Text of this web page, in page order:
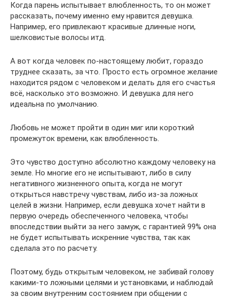
Когда парень испытывает влюбленность, то он может
рассказать, почему именно ему нравится девушка.
Например, его привлекают красивые длинные ноги,
шелковистые волосы итд.
А вот когда человек по-настоящему любит, гораздо
труднее сказать, за что. Просто есть огромное желание
находится рядом с человеком и делать для его счастья
всё, насколько это возможно. И девушка для него
идеальна по умолчанию.
Любовь не может пройти в один миг или короткий
промежуток времени, как влюбленность.
Это чувство доступно абсолютно каждому человеку на
земле. Но многие его не испытывают, либо в силу
негативного жизненного опыта, когда не могут
открыться навстречу чувствам, либо из-за ложных
целей в жизни. Например, если девушка хочет найти в
первую очередь обеспеченного человека, чтобы
впоследствии выйти за него замуж, с гарантией 99% она
не будет испытывать искренние чувства, так как
сделала это по расчету.
Поэтому, будь открытым человеком, не забивай голову
какими-то ложными целями и установками, и наблюдай
за своим внутренним состоянием при общении с